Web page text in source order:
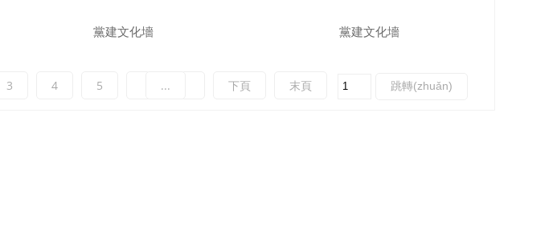
黨建文化墻 黨建文化墻
3 4 5 ... 下頁 末頁